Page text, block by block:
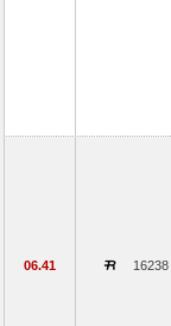
06.41 16238